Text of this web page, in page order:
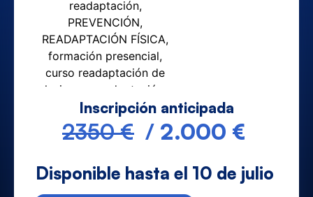
Inscripción anticipada
2350 € / 2.000 €
Disponible hasta el 10 de julio